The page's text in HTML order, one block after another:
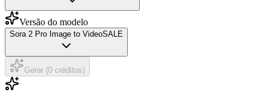
Versão do modelo
Sora 2 Pro Image to VideoSALE
Gerar (0 créditos)